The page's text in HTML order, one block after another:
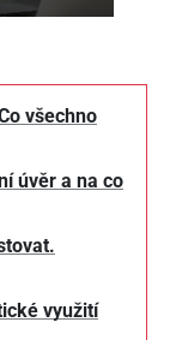
všechno
úvěr a na co
využití